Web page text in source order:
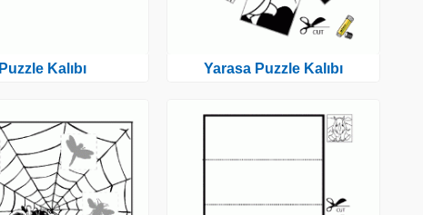
Puzzle Kalıbı Yarasa Puzzle Kalıbı